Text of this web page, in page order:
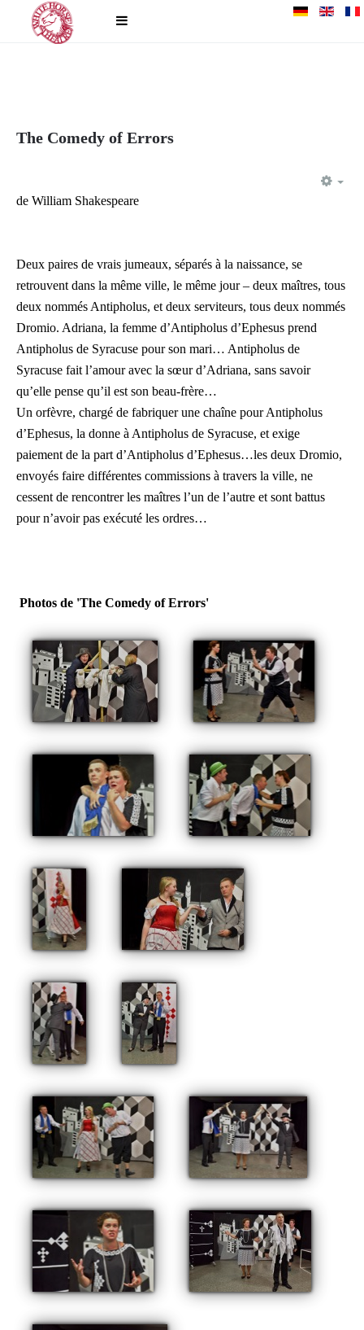
The Comedy of Errors
de William Shakespeare
Deux paires de vrais jumeaux, séparés à la naissance, se
retrouvent dans la même ville, le même jour – deux maîtres, tous
deux nommés Antipholus, et deux serviteurs, tous deux nommés
Dromio. Adriana, la femme d’Antipholus d’Ephesus prend
Antipholus de Syracuse pour son mari… Antipholus de
Syracuse fait l’amour avec la sœur d’Adriana, sans savoir
qu’elle pense qu’il est son beau-frère…
Un orfèvre, chargé de fabriquer une chaîne pour Antipholus
d’Ephesus, la donne à Antipholus de Syracuse, et exige
paiement de la part d’Antipholus d’Ephesus…les deux Dromio,
envoyés faire différentes commissions à travers la ville, ne
cessent de rencontrer les maîtres l’un de l’autre et sont battus
pour n’avoir pas exécuté les ordres…
Photos de 'The Comedy of Errors'